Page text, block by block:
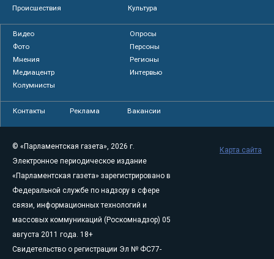
Происшествия
Культура
Видео
Опросы
Фото
Персоны
Мнения
Регионы
Медиацентр
Интервью
Колумнисты
Контакты Реклама Вакансии
© «Парламентская газета», 2026 г.
Электронное периодическое издание
«Парламентская газета» зарегистрировано в
Федеральной службе по надзору в сфере
связи, информационных технологий и
массовых коммуникаций (Роскомнадзор) 05
августа 2011 года. 18+
Свидетельство о регистрации Эл № ФС77-
Карта сайта